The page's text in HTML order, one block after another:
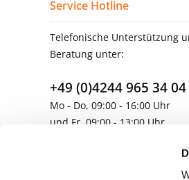
Service Hotline
Telefonische Unterstützung
Beratung unter:
+49 (0)4244 965 34 04
Mo - Do, 09:00 - 16:00 Uhr
und Fr, 09:00 - 13:00 Uhr